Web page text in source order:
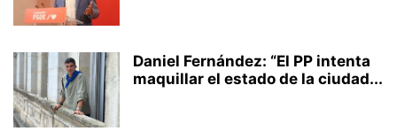
Daniel Fernández: “El PP intenta
maquillar el estado de la ciudad...